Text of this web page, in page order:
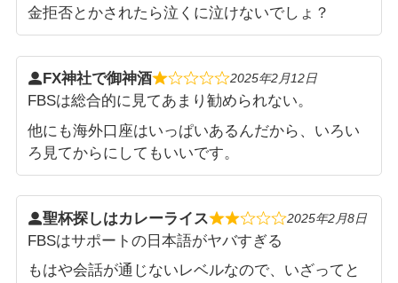
金拒否とかされたら泣くに泣けないでしょ？
2025年2月12日
FBSは総合的に見てあまり勧められない。
他にも海外口座はいっぱいあるんだから、いろい
ろ見てからにしてもいいです。
FX神社で御神酒
2025年2月8日
FBSはサポートの日本語がヤバすぎる
もはや会話が通じないレベルなので、いざってと
聖杯探しはカレーライス